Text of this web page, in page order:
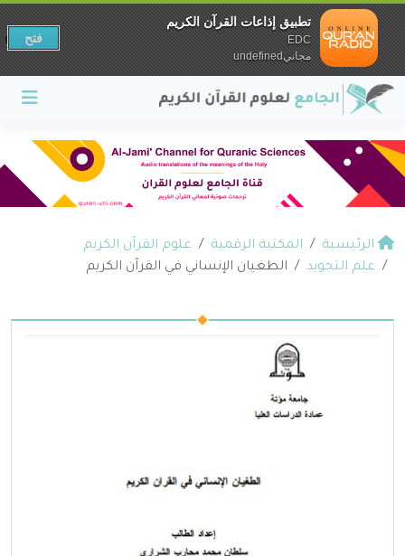
الرئيسية المكتبة الرقمية
علوم القرآن الكريم
علم التجويد
الطغيان الإنساني في القرآن الكريم
تطبيق إذاعات القرآن الكريم
EDC
مجانيundefined
فتح